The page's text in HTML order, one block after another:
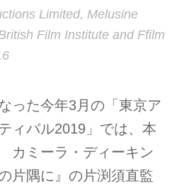
Limited, Melusine
Film Institute and Ffilm
った今年3月の「東京ア
ィバル2019」では、本
カミーラ・ディーキン
片隅に』の片渕須直監